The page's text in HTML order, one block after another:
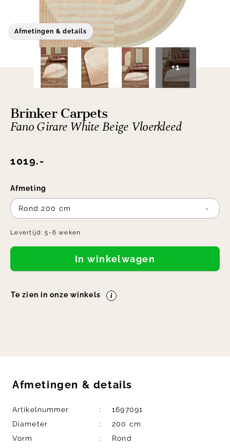
Afmetingen & details
+1
Brinker Carpets
Fano Girare White Beige Vloerkleed
1019.-
Afmeting
Rond 200 cm
Levertijd:5-6 weken
In winkelwagen
Te zien in onze winkels
Afmetingen & details
Artikelnummer
1697091
Diameter
200 cm
Vorm
Rond